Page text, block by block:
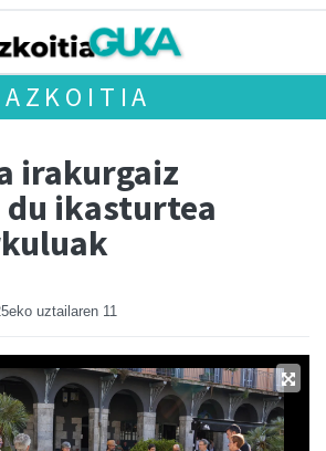
AZKOITIA
irakurgaiz
ikasturtea
uztailaren 11